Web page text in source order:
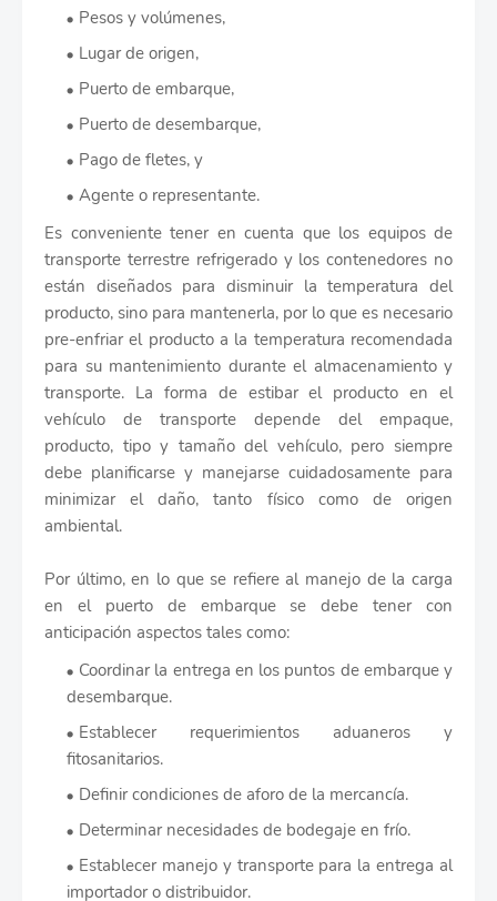
Pesos y volúmenes,
Lugar de origen,
Puerto de embarque,
Puerto de desembarque,
Pago de fletes, y
Agente o representante.
Es conveniente tener en cuenta que los equipos de
transporte terrestre refrigerado y los contenedores no
están diseñados para disminuir la temperatura del
producto, sino para mantenerla, por lo que es necesario
pre-enfriar el producto a la temperatura recomendada
para su mantenimiento durante el almacenamiento y
transporte. La forma de estibar el producto en el
vehículo de transporte depende del empaque,
producto, tipo y tamaño del vehículo, pero siempre
debe planificarse y manejarse cuidadosamente para
minimizar el daño, tanto físico como de origen
ambiental.
Por último, en lo que se refiere al manejo de la carga
en el puerto de embarque se debe tener con
anticipación aspectos tales como:
Coordinar la entrega en los puntos de embarque y
desembarque.
Establecer requerimientos aduaneros y
fitosanitarios.
Definir condiciones de aforo de la mercancía.
Determinar necesidades de bodegaje en frío.
Establecer manejo y transporte para la entrega al
importador o distribuidor.